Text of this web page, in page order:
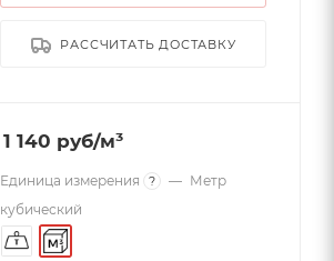
РАССЧИТАТЬ ДОСТАВКУ
1 140 руб/м³
Единица измерения ? — Метр
кубический